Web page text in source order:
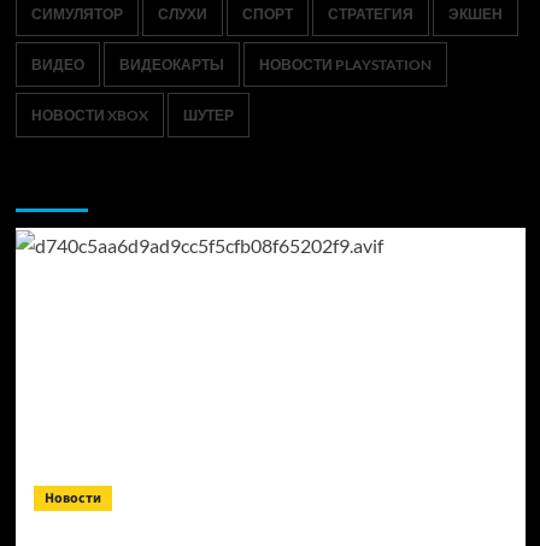
СИМУЛЯТОР СЛУХИ СПОРТ СТРАТЕГИЯ ЭКШЕН
ВИДЕО ВИДЕОКАРТЫ НОВОСТИ PLAYSTATION
НОВОСТИ XBOX ШУТЕР
Новости